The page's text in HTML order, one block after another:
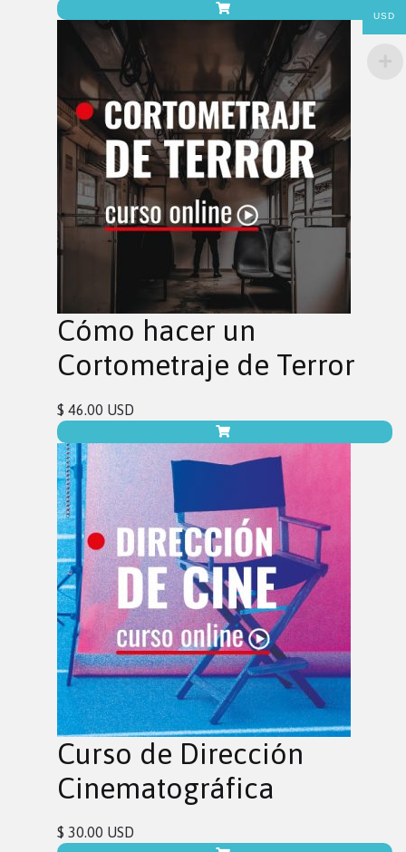
Cómo hacer un
Cortometraje de Terror
$ 46.00 USD
Curso de Dirección
Cinematográfica
$ 30.00 USD
USD